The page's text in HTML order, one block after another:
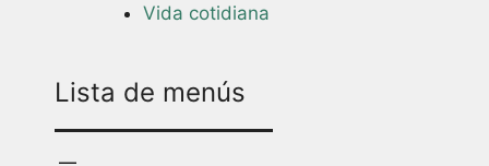
Vida cotidiana
Lista de menús